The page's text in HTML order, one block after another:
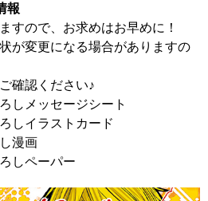
報
すので、お求めはお早めに！
が変更になる場合がありますの
確認ください♪
しメッセージシート
しイラストカード
漫画
しペーパー